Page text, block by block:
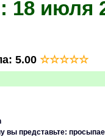
июля
: 5.00 ☆☆☆☆☆
вы представьте: